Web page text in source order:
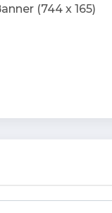
(744 x 165)